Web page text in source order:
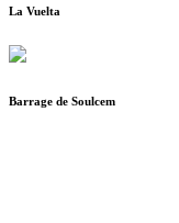
La Vuelta
Barrage de Soulcem